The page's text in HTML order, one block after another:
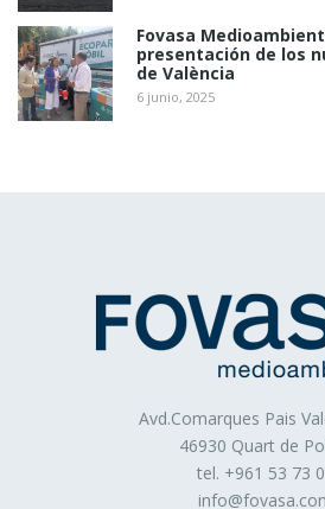
Fovasa
presentación de los
de València
6 junio, 2025
Avd.Comarques Pais
46930 Quart de
tel. +961 53 73